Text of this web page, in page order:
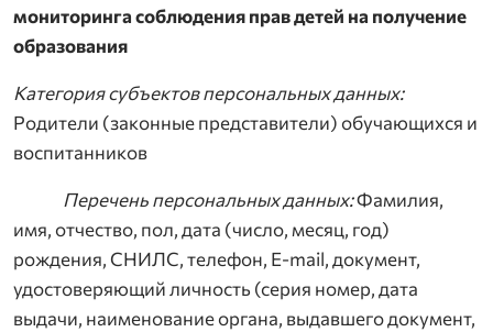
мониторинга соблюдения прав детей на получение
образования
Категория субъектов персональных данных:
Родители (законные представители) обучающихся и
воспитанников
Перечень персональных данных:Фамилия,
имя, отчество, пол, дата (число, месяц, год)
рождения, СНИЛС, телефон, E-mail, документ,
удостоверяющий личность (серия номер, дата
выдачи, наименование органа, выдавшего документ,